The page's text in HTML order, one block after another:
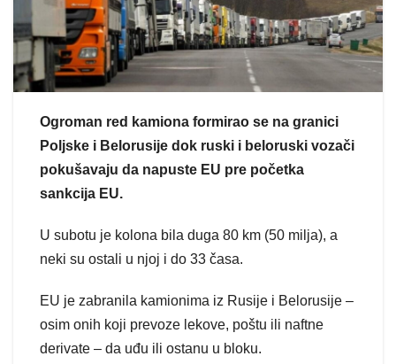
Ogroman red kamiona formirao se na granici
Poljske i Belorusije dok ruski i beloruski vozači
pokušavaju da napuste EU pre početka
sankcija EU.
U subotu je kolona bila duga 80 km (50 milja), a
neki su ostali u njoj i do 33 časa.
EU je zabranila kamionima iz Rusije i Belorusije –
osim onih koji prevoze lekove, poštu ili naftne
derivate – da uđu ili ostanu u bloku.